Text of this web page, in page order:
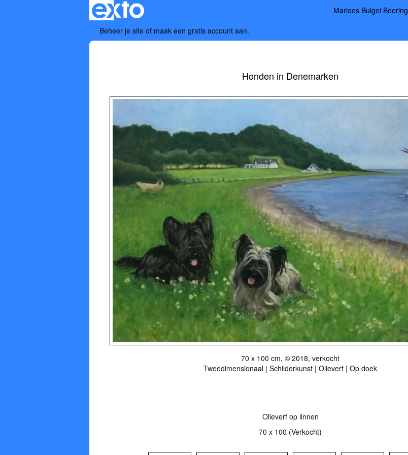
Marloes Buigel Boering
Beheer je site of maak een gratis account aan.
Honden in Denemarken
70 x 100 cm, © 2018, verkocht
Tweedimensionaal | Schilderkunst | Olieverf | Op doek
Olieverf op linnen
70 x 100 (Verkocht)